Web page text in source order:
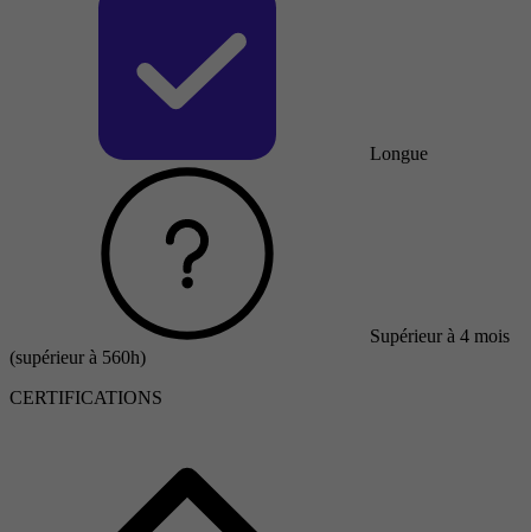
Longue
Supérieur à 4 mois
(supérieur à 560h)
CERTIFICATIONS